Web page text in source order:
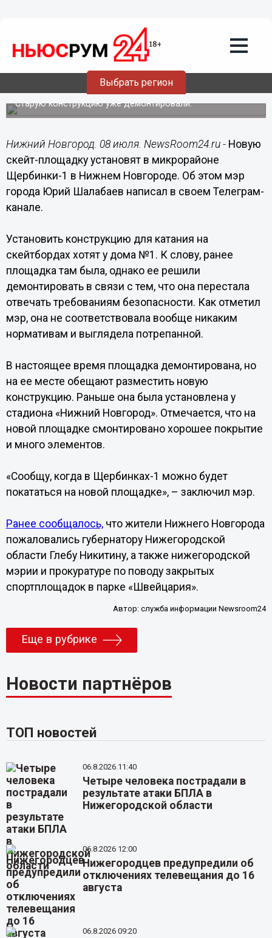
Выбрать регион
08.07.202211:06
Скейт-площадку модернизируют в
микрорайоне Щербинки-1
Старую конструкцию уже демонтировали.
Нижний Новгород. 08 июля. NewsRoom24.ru - Новую
скейт-площадку установят в микрорайоне
Щербинки-1 в Нижнем Новгороде. Об этом мэр
города Юрий Шалабаев написал в своем Телеграм-
канале.
Установить конструкцию для катания на
скейтбордах хотят у дома №1. К слову, ранее
площадка там была, однако ее решили
демонтировать в связи с тем, что она перестала
отвечать требованиям безопасности. Как отметил
мэр, она не соответствовала вообще никаким
нормативам и выглядела потрепанной.
В настоящее время площадка демонтирована, но
на ее месте обещают разместить новую
конструкцию. Раньше она была установлена у
стадиона «Нижний Новгород». Отмечается, что на
новой площадке смонтировано хорошее покрытие
и много элементов.
«Сообщу, когда в Щербинках-1 можно будет
покататься на новой площадке», – заключил мэр.
Ранее сообщалось,что жители Нижнего Новгорода
пожаловались губернатору Нижегородской
области Глебу Никитину, а также нижегородской
мэрии и прокуратуре по поводу закрытых
спортплощадок в парке «Швейцария».
Автор:служба информации Newsroom24
Еще в рубрике
Новости партнёров
ТОП новостей
06.8.2026 11:40
Четыре человека пострадали в
результате атаки БПЛА в
Нижегородской области
06.8.2026 12:00
Нижегородцев предупредили об
отключениях телевещания до 16
августа
06.8.2026 09:20